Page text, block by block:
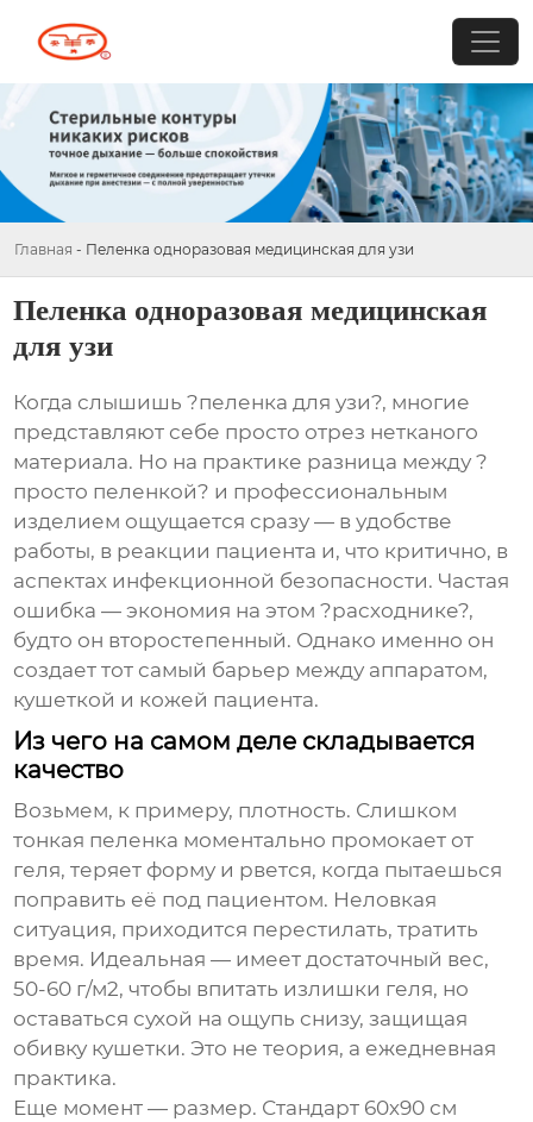
Главная - Пеленка одноразовая медицинская для узи
Пеленка одноразовая медицинская
для узи
Когда слышишь ?пеленка для узи?, многие
представляют себе просто отрез нетканого
материала. Но на практике разница между ?
просто пеленкой? и профессиональным
изделием ощущается сразу — в удобстве
работы, в реакции пациента и, что критично, в
аспектах инфекционной безопасности. Частая
ошибка — экономия на этом ?расходнике?,
будто он второстепенный. Однако именно он
создает тот самый барьер между аппаратом,
кушеткой и кожей пациента.
Из чего на самом деле складывается
качество
Возьмем, к примеру, плотность. Слишком
тонкая пеленка моментально промокает от
геля, теряет форму и рвется, когда пытаешься
поправить её под пациентом. Неловкая
ситуация, приходится перестилать, тратить
время. Идеальная — имеет достаточный вес,
50-60 г/м2, чтобы впитать излишки геля, но
оставаться сухой на ощупь снизу, защищая
обивку кушетки. Это не теория, а ежедневная
практика.
Еще момент — размер. Стандарт 60х90 см